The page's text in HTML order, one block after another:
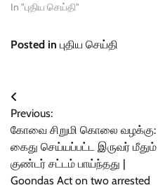
In "புதிய செய்தி"
Posted in புதிய செய்தி
Post
navigation
Previous:
கோவை சிறுமி கொலை வழக்கு:
கைது செய்யப்பட்ட இருவர் மீதும்
குண்டர் சட்டம் பாய்ந்தது |
Goondas Act on two arrested